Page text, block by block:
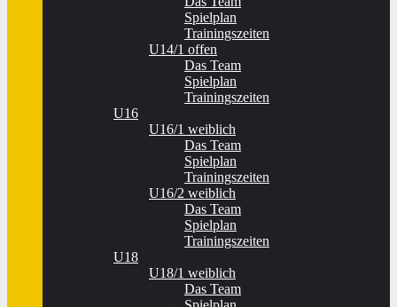
Spielplan
Trainingszeiten
U14/1 offen
Das Team
Spielplan
Trainingszeiten
U16
U16/1 weiblich
Das Team
Spielplan
Trainingszeiten
U16/2 weiblich
Das Team
Spielplan
Trainingszeiten
U18
U18/1 weiblich
Das Team